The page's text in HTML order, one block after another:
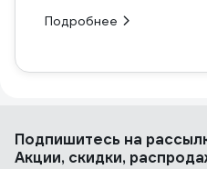
Подробнее
Подпишитесь на
Акции, скидки,